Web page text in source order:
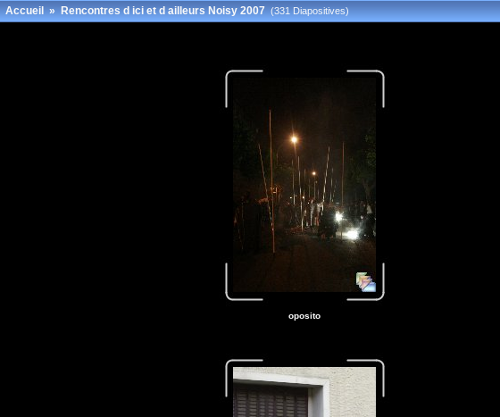
Accueil»Rencontres d ici et d ailleurs Noisy 2007 (331 Diapositives)
oposito